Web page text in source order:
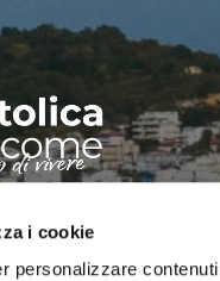
i cookie
personalizzare
TURISTICHE